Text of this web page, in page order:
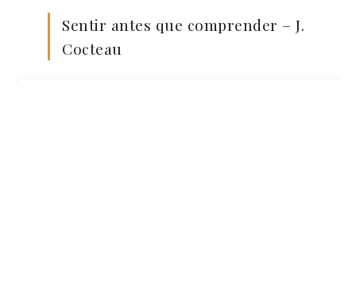
Sentir antes que comprender – J.
Cocteau